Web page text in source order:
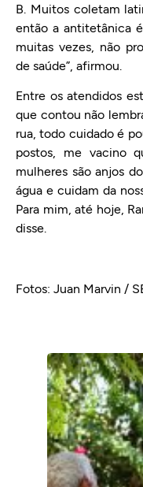
B. Muitos coletam
então a antitetânica
muitas vezes, não
de saúde”, afirmou.
Entre os atendidos
que contou não
rua, todo cuidado é
postos, me vacino
mulheres são anjos
água e cuidam da
Para mim, até hoje,
disse.
Fotos: Juan Marvin /